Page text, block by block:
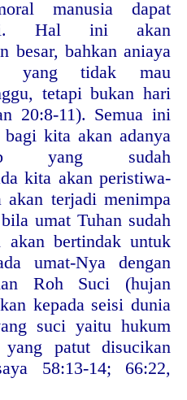
manusia dapat
Hal ini akan
besar, bahkan aniaya
yang tidak mau
tetapi bukan hari
20:8-11). Semua ini
kita akan adanya
yang sudah
kita akan peristiwa-
akan terjadi menimpa
umat Tuhan sudah
bertindak untuk
umat-Nya dengan
Roh Suci (hujan
kepada seisi dunia
suci yaitu hukum
patut disucikan
58:13-14; 66:22,